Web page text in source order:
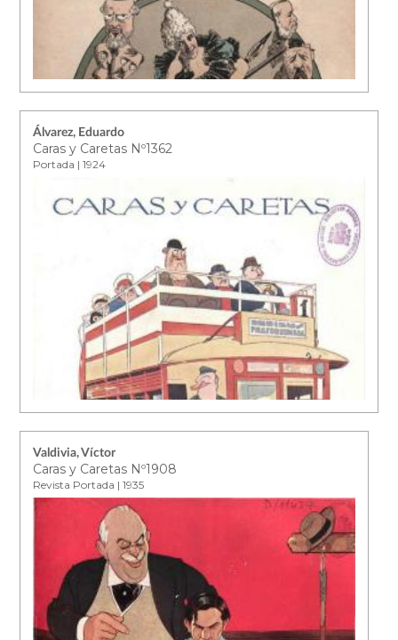
Álvarez, Eduardo
Caras y Caretas Nº1362
Portada | 1924
Valdivia, Víctor
Caras y Caretas Nº1908
Revista Portada | 1935